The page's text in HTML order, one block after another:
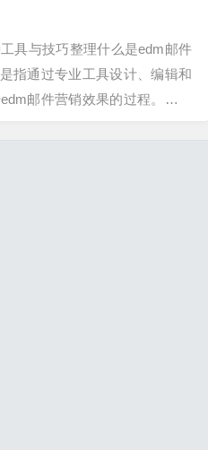
具与技巧整理什么是edm邮件
指通过专业工具设计、编辑和
邮件营销效果的过程。掌握